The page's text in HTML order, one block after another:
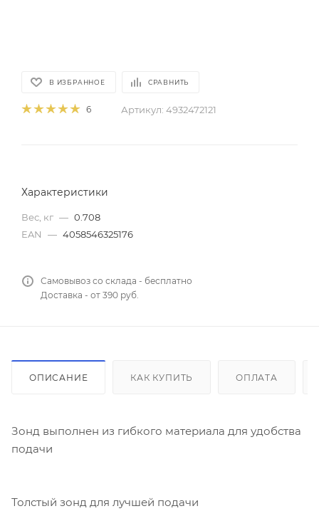
В ИЗБРАННОЕ СРАВНИТЬ
6 Артикул: 4932472121
Характеристики
Вес, кг — 0.708
EAN
— 4058546325176
Самовывоз со склада - бесплатно
Доставка - от 390 руб.
ОПИСАНИЕ КАК КУПИТЬ ОПЛАТА
Зонд выполнен из гибкого материала для удобства
подачи
Толстый зонд для лучшей подачи